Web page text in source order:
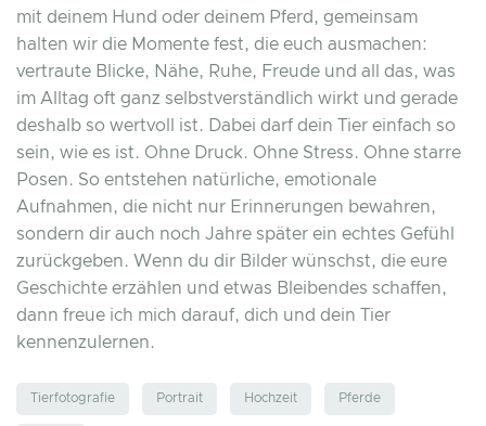
mit deinem Hund oder deinem Pferd, gemeinsam
halten wir die Momente fest, die euch ausmachen:
vertraute Blicke, Nähe, Ruhe, Freude und all das, was
im Alltag oft ganz selbstverständlich wirkt und gerade
deshalb so wertvoll ist. Dabei darf dein Tier einfach so
sein, wie es ist. Ohne Druck. Ohne Stress. Ohne starre
Posen. So entstehen natürliche, emotionale
Aufnahmen, die nicht nur Erinnerungen bewahren,
sondern dir auch noch Jahre später ein echtes Gefühl
zurückgeben. Wenn du dir Bilder wünschst, die eure
Geschichte erzählen und etwas Bleibendes schaffen,
dann freue ich mich darauf, dich und dein Tier
kennenzulernen.
Tierfotografie Portrait Hochzeit Pferde